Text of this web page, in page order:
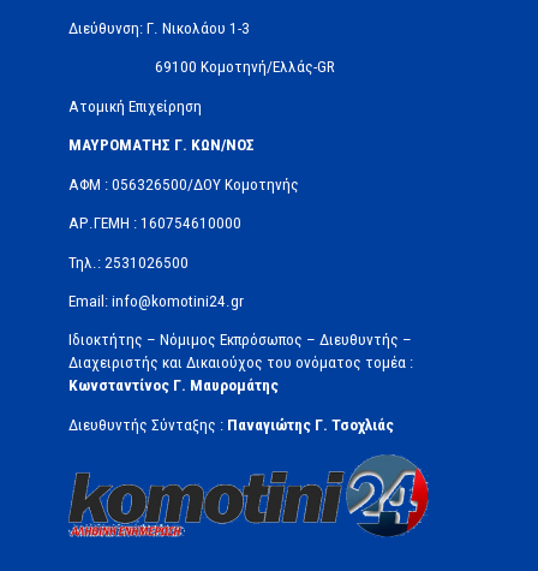
Διεύθυνση: Γ. Νικολάου 1-3
69100 Κομοτηνή/Ελλάς-GR
Ατομική Επιχείρηση
ΜΑΥΡΟΜΑΤΗΣ Γ. ΚΩΝ/ΝΟΣ
ΑΦΜ : 056326500/ΔOΥ Κομοτηνής
ΑΡ.ΓΕΜΗ : 160754610000
Τηλ.: 2531026500
Email: info@komotini24.gr
Ιδιοκτήτης – Νόμιμος Εκπρόσωπος – Διευθυντής –
Διαχειριστής και Δικαιούχος του ονόματος τομέα :
Κωνσταντίνος Γ. Μαυρομάτης
Διευθυντής Σύνταξης : Παναγιώτης Γ. Τσοχλιάς